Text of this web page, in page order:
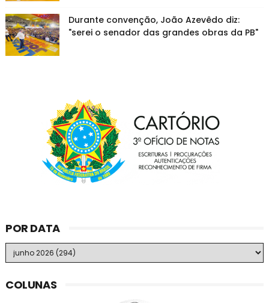
Durante convenção, João Azevêdo diz:
"serei o senador das grandes obras da PB"
POR DATA
COLUNAS